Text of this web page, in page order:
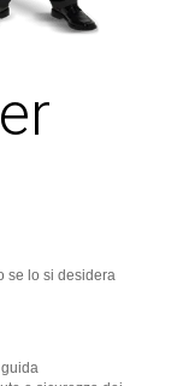
se lo si desidera